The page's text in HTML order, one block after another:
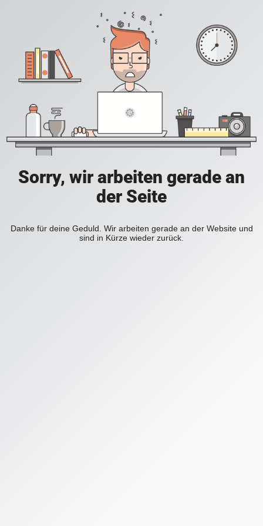
Sorry, wir arbeiten gerade an
der Seite
Danke für deine Geduld. Wir arbeiten gerade an der Website und
sind in Kürze wieder zurück.